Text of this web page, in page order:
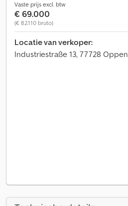
Vaste prijs excl. btw
€ 69.000
(€ 82.110 bruto)
Locatie van verkoper:
Industriestraße 13, 77728